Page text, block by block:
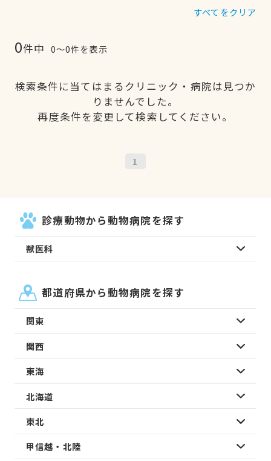
すべてをクリア
0件中 0〜0件を表示
検索条件に当てはまるクリニック・病院は見つか
りませんでした。
再度条件を変更して検索してください。
1
診療動物から動物病院を探す
獣医科
都道府県から動物病院を探す
関東
関西
東海
北海道
東北
甲信越・北陸